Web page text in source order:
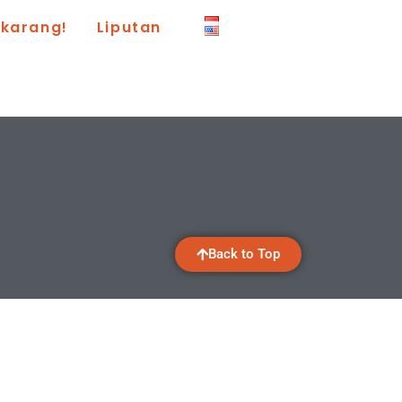
Liputan
Back to Top